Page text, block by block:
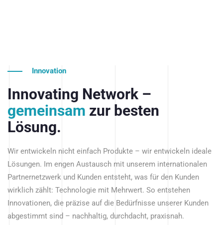
Innovation
Innovating Network –
gemeinsam zur besten
Lösung.
Wir entwickeln nicht einfach Produkte – wir entwickeln ideale
Lösungen. Im engen Austausch mit unserem internationalen
Partnernetzwerk und Kunden entsteht, was für den Kunden
wirklich zählt: Technologie mit Mehrwert. So entstehen
Innovationen, die präzise auf die Bedürfnisse unserer Kunden
abgestimmt sind – nachhaltig, durchdacht, praxisnah.